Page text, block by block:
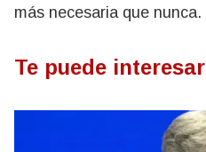
más necesaria que nunca.
Te puede interesar